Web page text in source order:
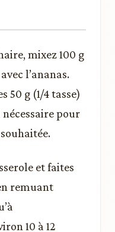
mixez 100 g
l’ananas.
50 g (1/4 tasse)
pour
et faites
remuant
10 à 12